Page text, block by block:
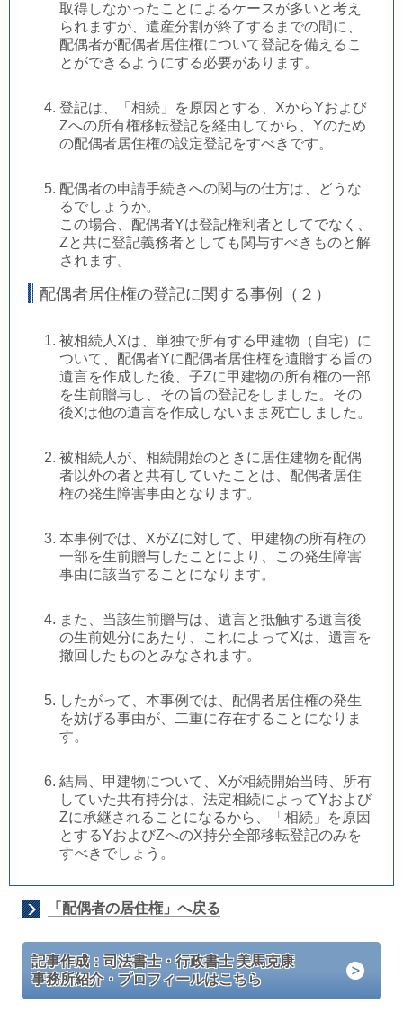
取得しなかったことによるケースが多いと考え
られますが、遺産分割が終了するまでの間に、
配偶者が配偶者居住権について登記を備えるこ
とができるようにする必要があります。
登記は、「相続」を原因とする、XからYおよび
Zへの所有権移転登記を経由してから、Yのため
の配偶者居住権の設定登記をすべきです。
配偶者の申請手続きへの関与の仕方は、どうな
るでしょうか。
この場合、配偶者Yは登記権利者としてでなく、
Zと共に登記義務者としても関与すべきものと解
されます。
配偶者居住権の登記に関する事例（２）
被相続人Xは、単独で所有する甲建物（自宅）に
ついて、配偶者Yに配偶者居住権を遺贈する旨の
遺言を作成した後、子Zに甲建物の所有権の一部
を生前贈与し、その旨の登記をしました。その
後Xは他の遺言を作成しないまま死亡しました。
被相続人が、相続開始のときに居住建物を配偶
者以外の者と共有していたことは、配偶者居住
権の発生障害事由となります。
本事例では、XがZに対して、甲建物の所有権の
一部を生前贈与したことにより、この発生障害
事由に該当することになります。
また、当該生前贈与は、遺言と抵触する遺言後
の生前処分にあたり、これによってXは、遺言を
撤回したものとみなされます。
したがって、本事例では、配偶者居住権の発生
を妨げる事由が、二重に存在することになりま
す。
結局、甲建物について、Xが相続開始当時、所有
していた共有持分は、法定相続によってYおよび
Zに承継されることになるから、「相続」を原因
とするYおよびZへのX持分全部移転登記のみを
すべきでしょう。
「配偶者の居住権」へ戻る
記事作成：司法書士・行政書士 美馬克康
事務所紹介・プロフィールはこちら